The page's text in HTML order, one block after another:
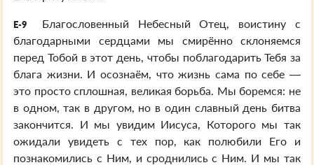
E-9
Благословенный Небесный Отец, воистину с
благодарными сердцами мы смирённо склоняемся
перед Тобой в этот день, чтобы поблагодарить Тебя за
блага жизни. И осознаём, что жизнь сама по себе —
это просто сплошная, великая борьба. Мы боремся: не
в одном, так в другом, но в один славный день битва
закончится. И мы увидим Иисуса, Которого мы так
ожидали увидеть с тех пор, как полюбили Его и
познакомились с Ним, и сроднились с Ним. И мы так